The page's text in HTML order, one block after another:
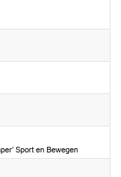
Sport en Bewegen